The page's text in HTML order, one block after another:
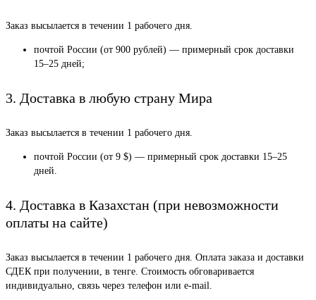
Заказ высылается в течении 1 рабочего дня.
почтой России (от 900 рублей) — примерный срок доставки
15–25 дней;
3. Доставка в любую страну Мира
Заказ высылается в течении 1 рабочего дня.
почтой России (от 9 $) — примерный срок доставки 15–25
дней.
4. Доставка в Казахстан (при невозможности
оплаты на сайте)
Заказ высылается в течении 1 рабочего дня. Оплата заказа и доставки
СДЕК при получении, в тенге. Стоимость обговаривается
индивидуально, связь через телефон или e-mail.